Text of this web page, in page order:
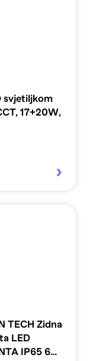
svjetiljkom
17+20W,
TECH Zidna
LED
IP65 6W